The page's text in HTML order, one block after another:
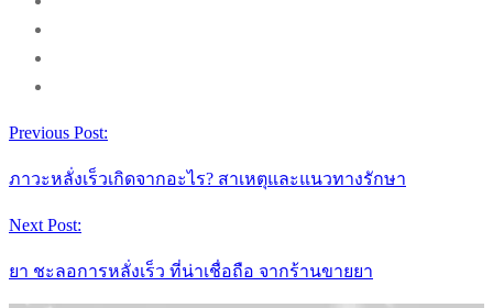
Previous Post:
ภาวะหลั่งเร็วเกิดจากอะไร? สาเหตุและแนวทางรักษา
Next Post:
ยา ชะลอการหลั่งเร็ว ที่น่าเชื่อถือ จากร้านขายยา